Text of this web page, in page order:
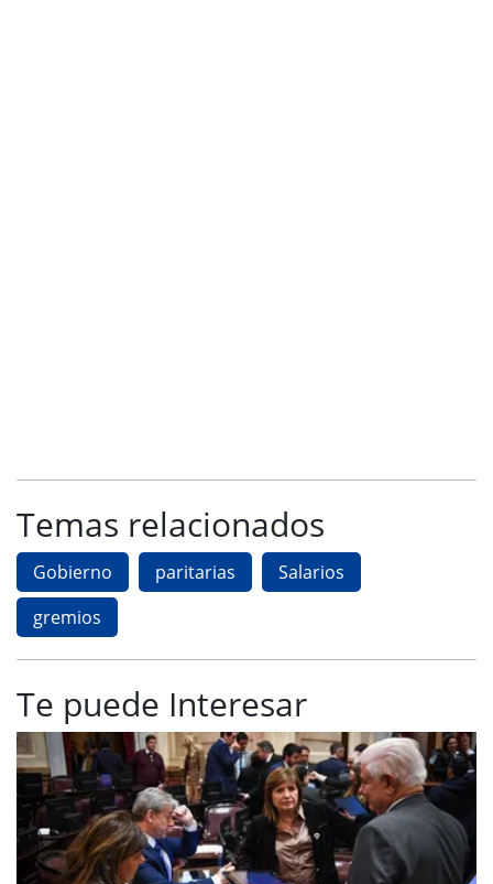
Temas relacionados
Gobierno paritarias
Salarios
gremios
Te puede Interesar